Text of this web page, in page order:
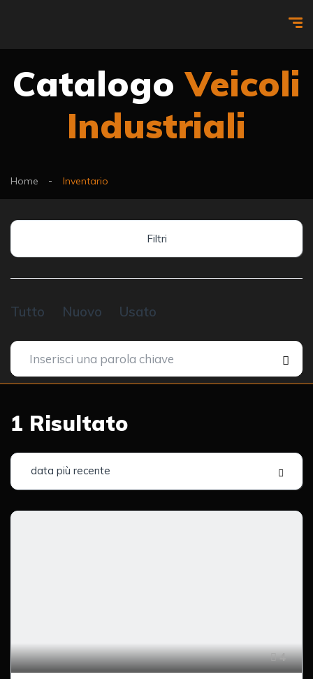
CatalogoVeicoli
Industriali
Home Inventario
Filtri
Tutto Nuovo Usato
1 Risultato
data più recente
4